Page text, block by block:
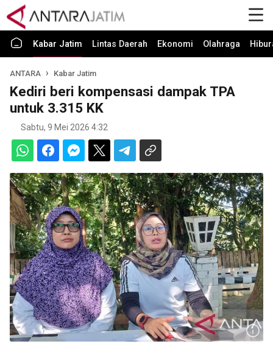
Kabar Jatim Lintas Daerah Ekonomi Olahraga
ANTARA Kabar Jatim
Kediri beri kompensasi dampak TPA
untuk 3.315 KK
Sabtu, 9 Mei 2026 4:32